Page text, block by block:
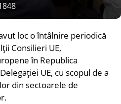
loc o întâlnire periodică
Consilieri UE,
în Republica
UE, cu scopul de a
din sectoarele de